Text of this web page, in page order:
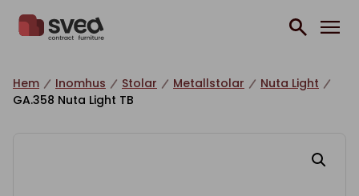
Hem Inomhus Stolar Metallstolar
Nuta Light
GA.358 Nuta Light TB